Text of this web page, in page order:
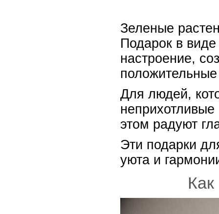
Зеленые
Подарок в
настроение,
Для людей,
неприхотливые
этом радуют
Эти подарки
уюта и